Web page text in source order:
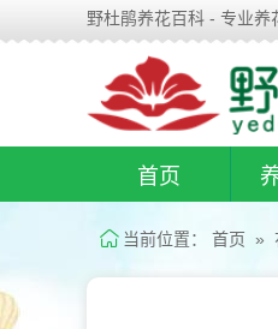
野杜鹃养花百科 - 专业养
首页
当前位置： 首页 »